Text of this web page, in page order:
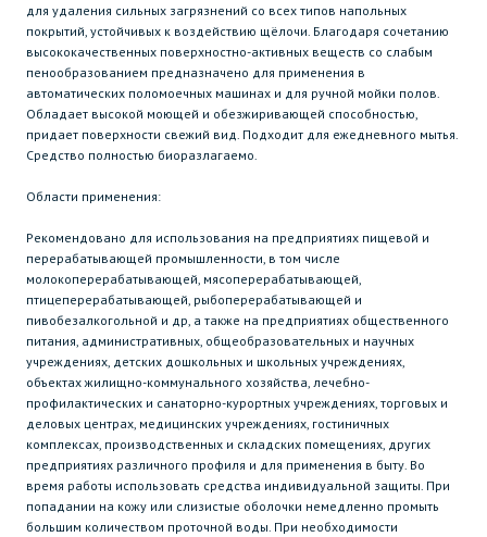
для удаления сильных загрязнений со всех типов напольных
покрытий, устойчивых к воздействию щёлочи. Благодаря сочетанию
высококачественных поверхностно-активных веществ со слабым
пенообразованием предназначено для применения в
автоматических поломоечных машинах и для ручной мойки полов.
Обладает высокой моющей и обезжиривающей способностью,
придает поверхности свежий вид. Подходит для ежедневного мытья.
Средство полностью биоразлагаемо.
Области применения:
Рекомендовано для использования на предприятиях пищевой и
перерабатывающей промышленности, в том числе
молокоперерабатывающей, мясоперерабатывающей,
птицеперерабатывающей, рыбоперерабатывающей и
пивобезалкогольной и др, а также на предприятиях общественного
питания, административных, общеобразовательных и научных
учреждениях, детских дошкольных и школьных учреждениях,
объектах жилищно-коммунального хозяйства, лечебно-
профилактических и санаторно-курортных учреждениях, торговых и
деловых центрах, медицинских учреждениях, гостиничных
комплексах, производственных и складских помещениях, других
предприятиях различного профиля и для применения в быту. Во
время работы использовать средства индивидуальной защиты. При
попадании на кожу или слизистые оболочки немедленно промыть
большим количеством проточной воды. При необходимости